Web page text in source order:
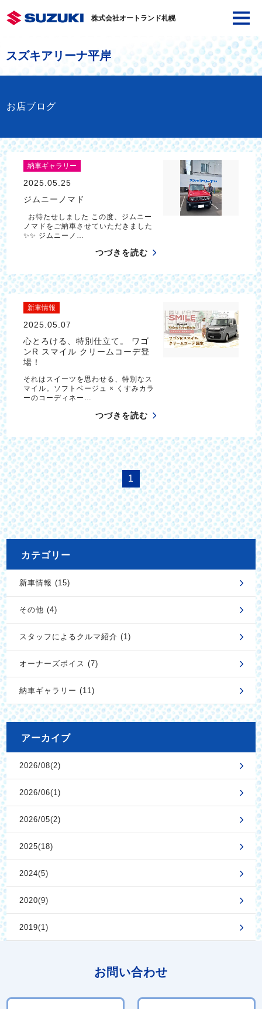
株式会社オートランド札幌
スズキアリーナ平岸
お店ブログ
納車ギャラリー
2025.05.25
ジムニーノマド
お待たせしました この度、ジムニー
ノマドをご納車させていただきました
✨✨ ジムニーノ…
つづきを読む
新車情報
2025.05.07
心とろける、特別仕立て。 ワゴ
ンR スマイル クリームコーデ登
場！
それはスイーツを思わせる、特別なス
マイル。ソフトベージュ × くすみカラ
ーのコーディネー…
つづきを読む
1
カテゴリー
新車情報 (15)
その他 (4)
スタッフによるクルマ紹介 (1)
オーナーズボイス (7)
納車ギャラリー (11)
アーカイブ
2026/08(2)
2026/06(1)
2026/05(2)
2025(18)
2024(5)
2020(9)
2019(1)
お問い合わせ